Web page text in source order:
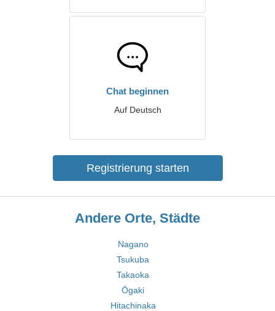
Chat beginnen
Auf Deutsch
Registrierung starten
Andere Orte, Städte
Nagano
Tsukuba
Takaoka
Ōgaki
Hitachinaka